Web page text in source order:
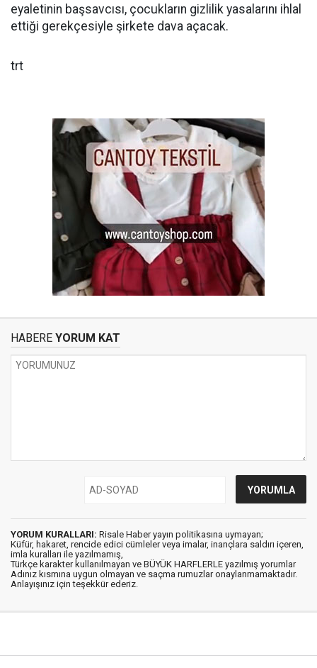
eyaletinin başsavcısı, çocukların gizlilik yasalarını ihlal
ettiği gerekçesiyle şirkete dava açacak.
trt
HABERE YORUM KAT
YORUM KURALLARI: Risale Haber yayın politikasına uymayan;
Küfür, hakaret, rencide edici cümleler veya imalar, inançlara saldırı içeren,
imla kuralları ile yazılmamış,
Türkçe karakter kullanılmayan ve BÜYÜK HARFLERLE yazılmış yorumlar
Adınız kısmına uygun olmayan ve saçma rumuzlar onaylanmamaktadır.
Anlayışınız için teşekkür ederiz.